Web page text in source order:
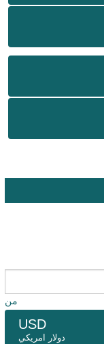
من
USD
دولار امريكي